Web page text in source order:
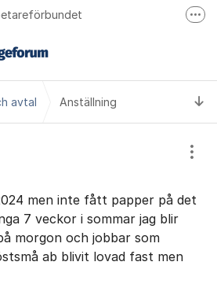
Transport på Facebook
avtal Anställning
men inte fått papper på det
7 veckor i sommar jag blir
morgon och jobbar som
ab blivit lovad fast men